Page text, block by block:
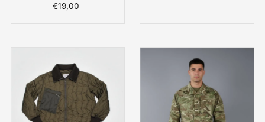
Κανονική
€19,00